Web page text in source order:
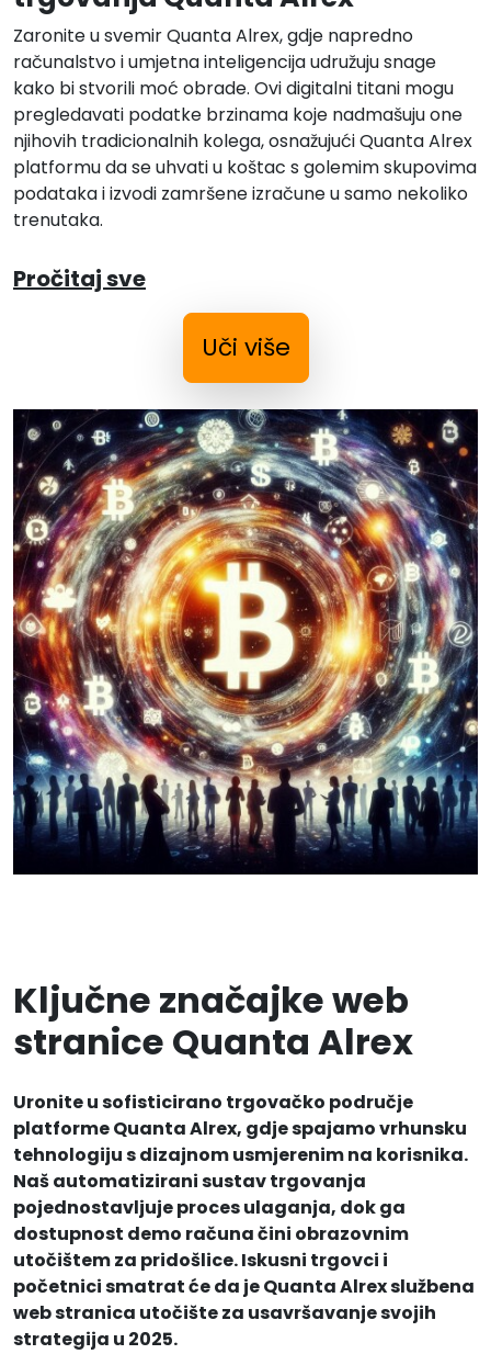
Zaronite u svemir Quanta Alrex, gdje napredno
računalstvo i umjetna inteligencija udružuju snage
kako bi stvorili moć obrade. Ovi digitalni titani mogu
pregledavati podatke brzinama koje nadmašuju one
njihovih tradicionalnih kolega, osnažujući Quanta Alrex
platformu da se uhvati u koštac s golemim skupovima
podataka i izvodi zamršene izračune u samo nekoliko
trenutaka.
Pročitaj sve
Uči više
Ključne značajke web
stranice Quanta Alrex
Uronite u sofisticirano trgovačko područje
platforme Quanta Alrex, gdje spajamo vrhunsku
tehnologiju s dizajnom usmjerenim na korisnika.
Naš automatizirani sustav trgovanja
pojednostavljuje proces ulaganja, dok ga
dostupnost demo računa čini obrazovnim
utočištem za pridošlice. Iskusni trgovci i
početnici smatrat će da je Quanta Alrex službena
web stranica utočište za usavršavanje svojih
strategija u 2025.